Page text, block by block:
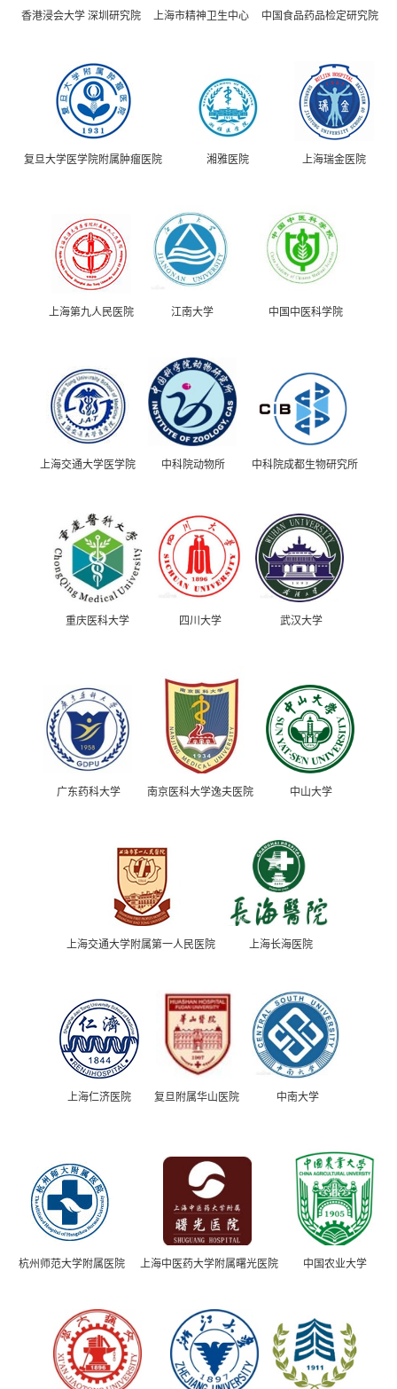
香港浸会大学 深圳研究院 上海市精神卫生中心 中国食品药品检定研究院
复旦大学医学院附属肿瘤医院 湘雅医院 上海瑞金医院
上海第九人民医院 江南大学 中国中医科学院
上海交通大学医学院 中科院动物所 中科院成都生物研究所
重庆医科大学 四川大学 武汉大学
广东药科大学 南京医科大学逸夫医院 中山大学
上海交通大学附属第一人民医院 上海长海医院
上海仁济医院 复旦附属华山医院 中南大学
杭州师范大学附属医院 上海中医药大学附属曙光医院 中国农业大学